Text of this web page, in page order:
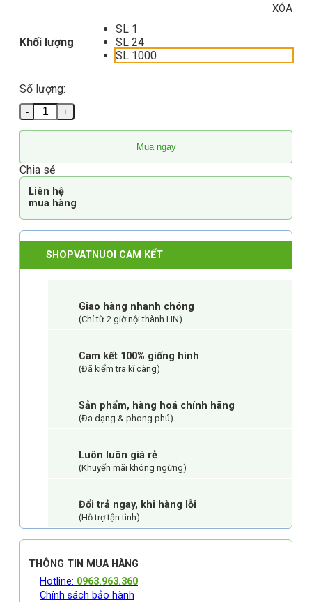
Khối lượng
SL 1
SL 24
SL 1000
XÓA
Số lượng:
Cỏ Khô Alfalfa Mỹ Thức Ăn Chăn Nuôi 1kg số lượng
Mua ngay
Chia sẻ
Liên hệ
mua hàng
SHOPVATNUOI CAM KẾT
Giao hàng nhanh chóng
(Chỉ từ 2 giờ nội thành HN)
Cam kết 100% giống hình
(Đã kiểm tra kĩ càng)
Sản phẩm, hàng hoá chính hãng
(Đa dạng & phong phú)
Luôn luôn giá rẻ
(Khuyến mãi không ngừng)
Đổi trả ngay, khi hàng lỗi
(Hỗ trợ tận tình)
THÔNG TIN MUA HÀNG
Hotline: 0963.963.360
Chính sách bảo hành